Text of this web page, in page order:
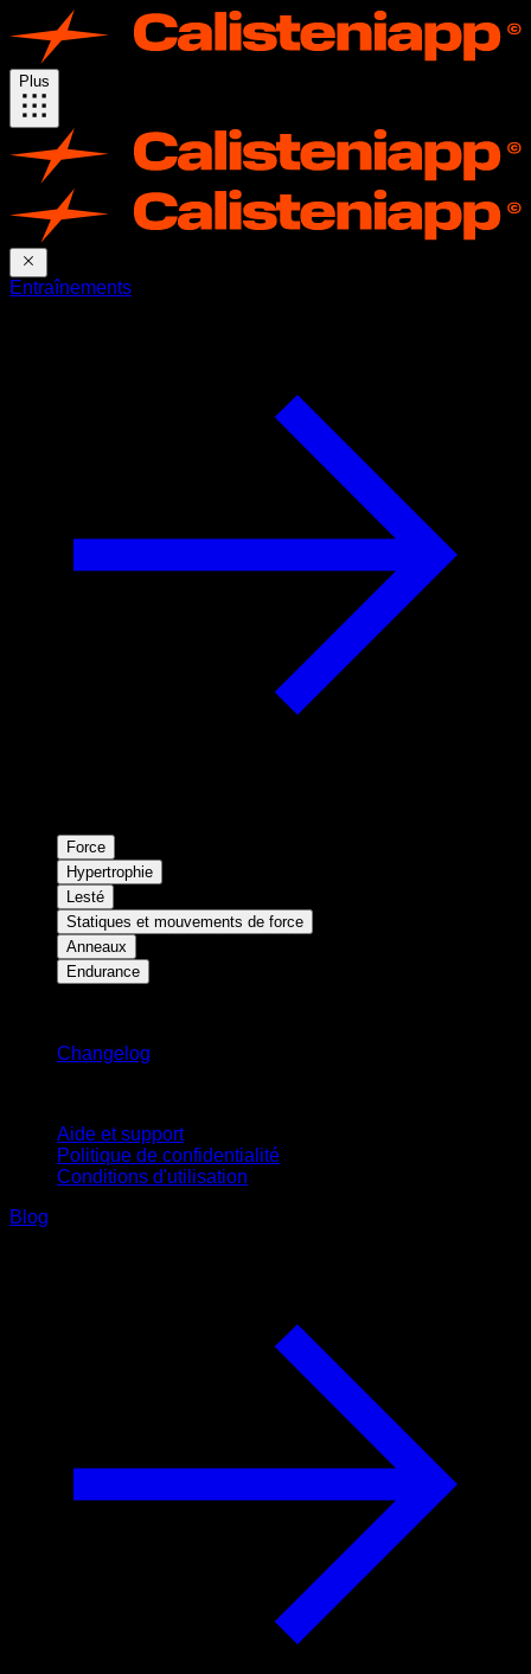
Plus
Entraînements
Force
Hypertrophie
Lesté
Statiques et mouvements de force
Anneaux
Endurance
Changelog
Aide et support
Politique de confidentialité
Conditions d'utilisation
Blog